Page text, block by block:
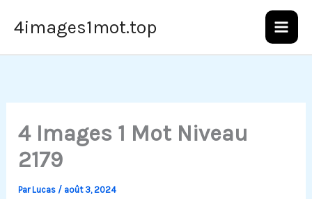
4images1mot.top
4 Images 1 Mot Niveau
2179
ParLucas / août 3, 2024